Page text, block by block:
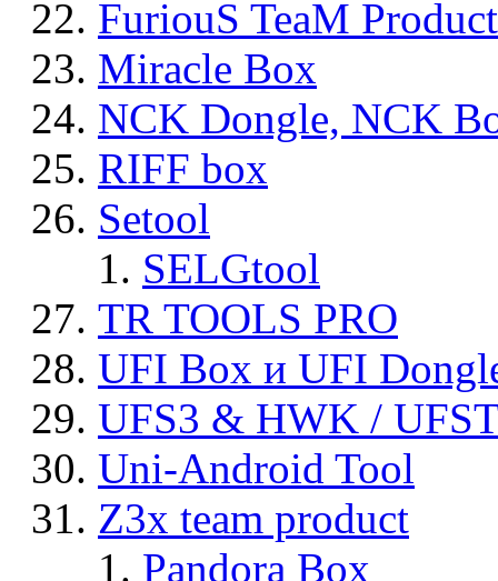
FuriouS TeaM
Miracle Box
NCK Dongle, NCK
RIFF box
Setool
SELGtool
TR TOOLS PRO
UFI Box и UFI
UFS3 & HWK /
Uni-Android Tool
Z3x team product
Pandora Box